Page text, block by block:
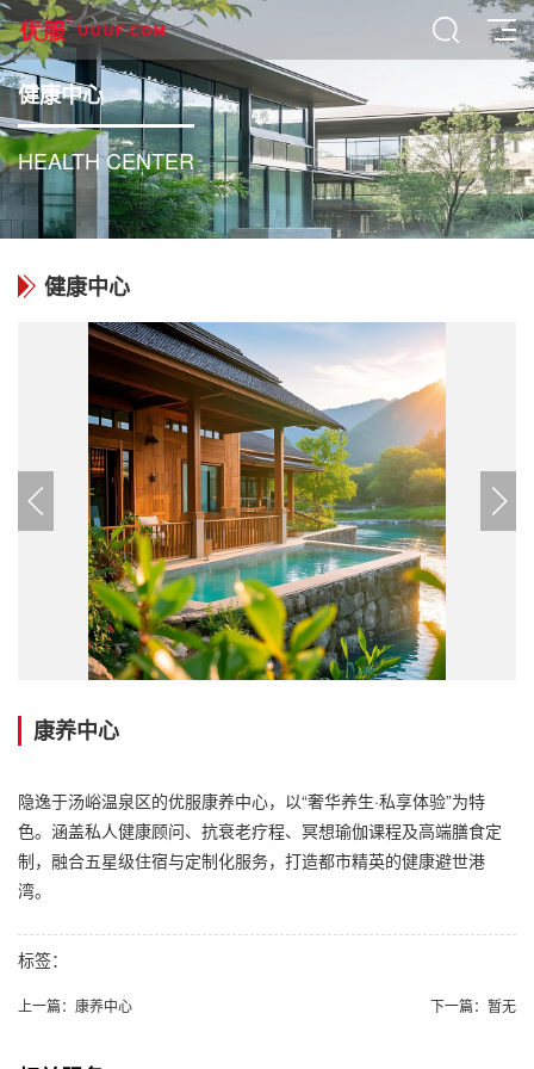
健康中心
HEALTH CENTER
健康中心
康养中心
隐逸于汤峪温泉区的优服康养中心，以“奢华养生·私享体验”为特
色。涵盖私人健康顾问、抗衰老疗程、冥想瑜伽课程及高端膳食定
制，融合五星级住宿与定制化服务，打造都市精英的健康避世港
湾。
标签：
上一篇： 康养中心 下一篇： 暂无